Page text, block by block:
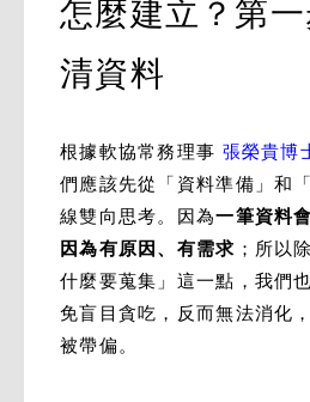
怎麼建立？第
清資料
根據軟協常務理事 張榮貴博
們應該先從「資料準備」和
線雙向思考。因為一筆資料
因為有原因、有需求 ；所以
什麼要蒐集」這一點，我們
免盲目貪吃，反而無法消化
被帶偏。